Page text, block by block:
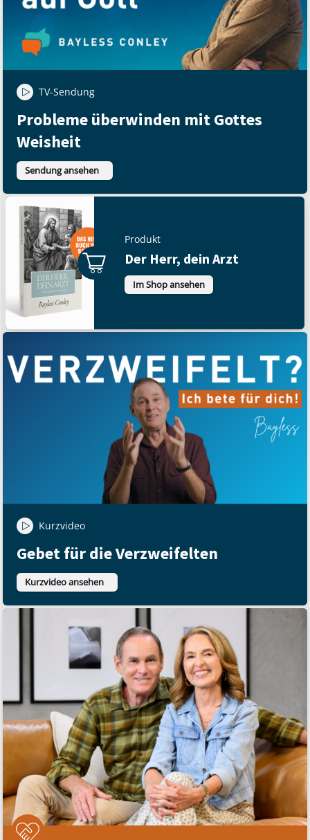
TV-Sendung
Probleme überwinden mit Gottes
Weisheit
Sendung ansehen
Produkt
Der Herr, dein Arzt
Im Shop ansehen
Kurzvideo
Gebet für die Verzweifelten
Kurzvideo ansehen